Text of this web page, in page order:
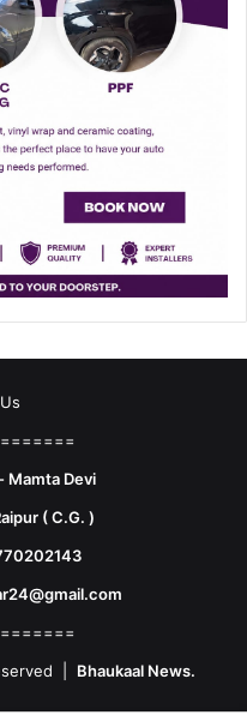
Mamta Devi
( C.G. )
| Bhaukaal News.